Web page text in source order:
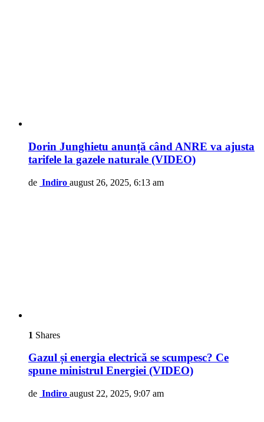
Dorin Junghietu anunță când ANRE va ajusta
tarifele la gazele naturale (VIDEO)
de Indiro august 26, 2025, 6:13 am
1 Shares
Gazul și energia electrică se scumpesc? Ce
spune ministrul Energiei (VIDEO)
de Indiro august 22, 2025, 9:07 am